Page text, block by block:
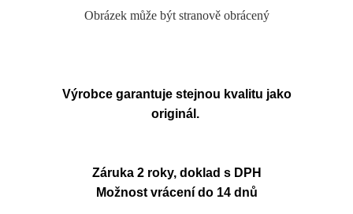
Obrázek může být stranově obrácený
Výrobce garantuje stejnou kvalitu jako
originál.
Záruka 2 roky, doklad s DPH
Možnost vrácení do 14 dnů